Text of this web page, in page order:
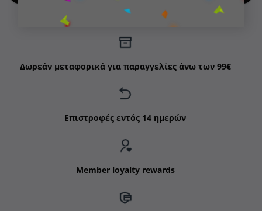
Δωρεάν μεταφορικά για παραγγελίες άνω των 99€
Επιστροφές εντός 14 ημερών
Member loyalty rewards